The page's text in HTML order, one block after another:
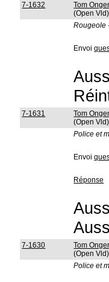
7-1632
Tom
(Open Vld)
Rougeole
Envoi
7-1631
Tom
(Open Vld)
Police et
Envoi
Réponse
7-1630
Tom
(Open Vld)
Police et